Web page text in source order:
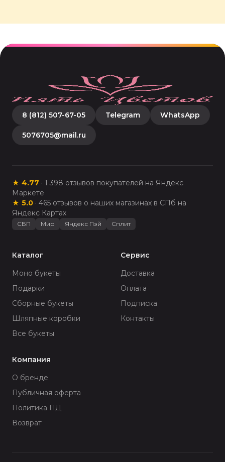
8 (812) 507-67-05 Telegram WhatsApp
5076705@mail.ru
★ 4.77 · 1 398 отзывов покупателей на Яндекс
Маркете
★ 5.0 · 465 отзывов о наших магазинах в СПб на
Яндекс Картах
СБП Мир Яндекс Пэй Сплит
Каталог
Моно букеты
Подарки
Сборные букеты
Шляпные коробки
Все букеты
Сервис
Доставка
Оплата
Подписка
Контакты
Компания
О бренде
Публичная оферта
Политика ПД
Возврат